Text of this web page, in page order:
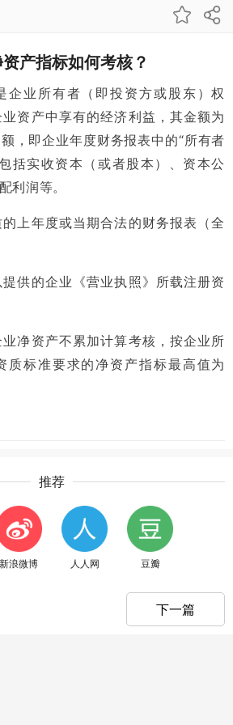
产指标如何考核？
企业所有者（即投资方或股东）权
资产中享有的经济利益，其金额为
，即企业年度财务报表中的“所有者
括实收资本（或者股本）、资本公
利润等。
上年度或当期合法的财务报表（全
供的企业《营业执照》所载注册资
净资产不累加计算考核，按企业所
质标准要求的净资产指标最高值为
推荐
新浪微博 人人网 豆瓣
下一篇